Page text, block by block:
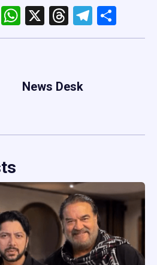
Facebook
WhatsApp
X Threads
News Desk